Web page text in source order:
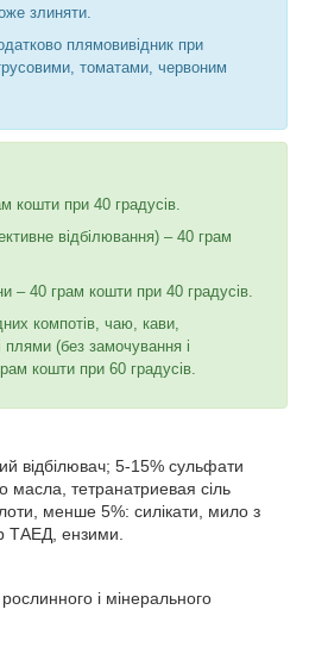
злиняти.
плямовивідник при
томатами, червоним
кошти при 40 градусів.
відбілювання) – 40 грам
– 40 грам кошти при 40 градусів.
компотів, чаю, кави,
плями (без замочування і
кошти при 60 градусів.
відбілювач; 5-15% сульфати
масла, тетранатриевая сіль
менше 5%: силікати, мило з
ТАЕД, ензими.
і мінерального